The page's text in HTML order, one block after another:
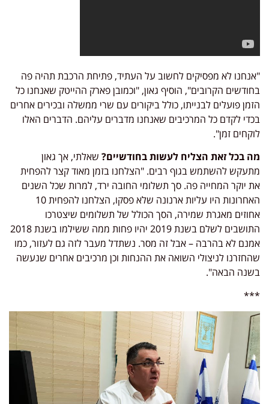
לא מפסיקים לחשוב על העתיד, פתיחת הרכבת תהיה פה
הקרובים", הוסיף גאון, "וכמובן פארק ההייטק שאנחנו כל
פועלים לבנייתו, כולל ביקורים עם שרי ממשלה ובכירים אחרים
לקדם כל המרכיבים שאנחנו מדברים עליהם. הדברים האלו
זמן".
בכל זאת הצליח לעשות בחודשיים?שאלתי, אך גאון
להשתמש בגוף רבים. "הצלחנו בזמן מאוד קצר להפחית
יוקר המחייה פה. סך תשלומי החובה ירד, למרות שכל השנים
האחרונות היו עליות ארנונה שלא פסקו, הצלחנו להפחית 10
מאגרת שמירה, הסך הכולל של תשלומים שיצטרכו
התושבים לשלם בשנת 2019 יהיו פחות ממה ששילמו בשנת 2018
לא בהרבה – אבל זה מסר. נשתדל מעבר לזה גם לעזור, כמו
לניצולי השואה את ההנחות וכן מרכיבים אחרים שנעשה
הבאה".